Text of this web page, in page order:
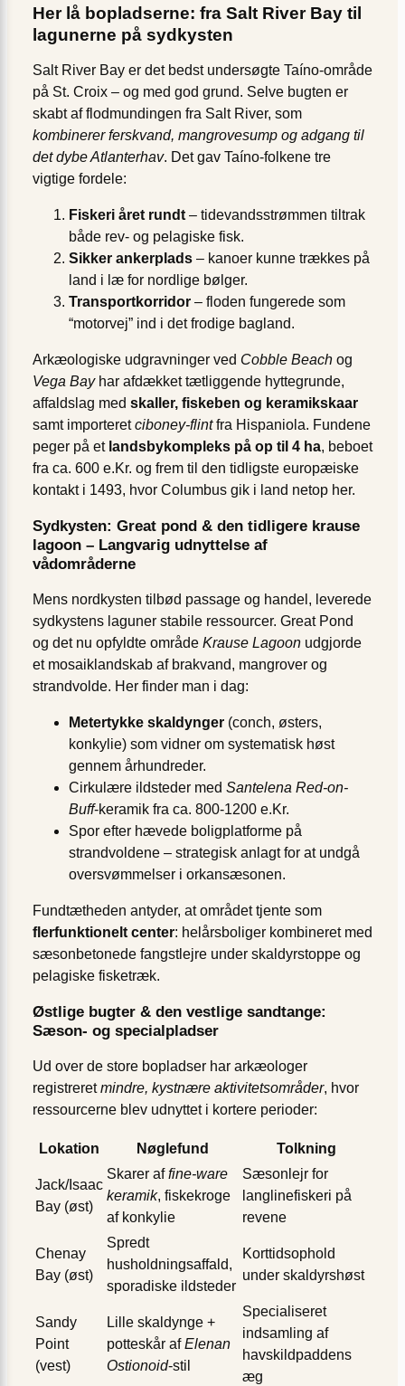
Her lå bopladserne: fra Salt River Bay til
lagunerne på sydkysten
Salt River Bay er det bedst undersøgte Taíno-område
på St. Croix – og med god grund. Selve bugten er
skabt af flodmundingen fra Salt River, som
kombinerer ferskvand, mangrovesump og adgang til
det dybe Atlanterhav. Det gav Taíno-folkene tre
vigtige fordele:
Fiskeri året rundt – tidevandsstrømmen tiltrak
både rev- og pelagiske fisk.
Sikker ankerplads – kanoer kunne trækkes på
land i læ for nordlige bølger.
Transportkorridor – floden fungerede som
“motorvej” ind i det frodige bagland.
Arkæologiske udgravninger ved Cobble Beach og
Vega Bayhar afdækket tætliggende hyttegrunde,
affaldslag med skaller, fiskeben og keramikskaar
samt importeretciboney-flintfra Hispaniola. Fundene
peger på et landsbykompleks på op til 4 ha, beboet
fra ca. 600 e.Kr. og frem til den tidligste europæiske
kontakt i 1493, hvor Columbus gik i land netop her.
Sydkysten: Great pond & den tidligere krause
lagoon – Langvarig udnyttelse af
vådområderne
Mens nordkysten tilbød passage og handel, leverede
sydkystens laguner stabile ressourcer. Great Pond
og det nu opfyldte område Krause Lagoon udgjorde
et mosaiklandskab af brakvand, mangrover og
strandvolde. Her finder man i dag:
Metertykke skaldynger (conch, østers,
konkylie) som vidner om systematisk høst
gennem århundreder.
Cirkulære ildsteder med Santelena Red-on-
Buff-keramik fra ca. 800-1200 e.Kr.
Spor efter hævede boligplatforme på
strandvoldene – strategisk anlagt for at undgå
oversvømmelser i orkansæsonen.
Fundtætheden antyder, at området tjente som
flerfunktionelt center: helårsboliger kombineret med
sæsonbetonede fangstlejre under skaldyrstoppe og
pelagiske fisketræk.
Østlige bugter & den vestlige sandtange:
Sæson- og specialpladser
Ud over de store bopladser har arkæologer
registreretmindre, kystnære aktivitetsområder, hvor
ressourcerne blev udnyttet i kortere perioder:
Lokation Nøglefund Tolkning
Jack/Isaac
Bay (øst)
Skarer affine-ware
keramik, fiskekroge
af konkylie
Sæsonlejr for
langlinefiskeri på
revene
Chenay
Bay (øst)
Spredt
husholdningsaffald,
sporadiske ildsteder
Korttidsophold
under skaldyrshøst
Sandy
Point
(vest)
Lille skaldynge +
potteskår afElenan
Ostionoid-stil
Specialiseret
indsamling af
havskildpaddens
æg